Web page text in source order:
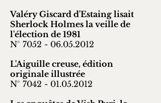
Valéry Giscard d'Estaing lisait
Sherlock Holmes la veille de
l'élection de 1981
N° 7052 - 06.05.2012
L'Aiguille creuse, édition
originale illustrée
N° 7042 - 01.05.2012